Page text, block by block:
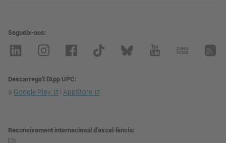
Segueix-nos
Descarrega't l'App UPC
a Google Play i AppStore
Reconeixement internacional d’excel·lència